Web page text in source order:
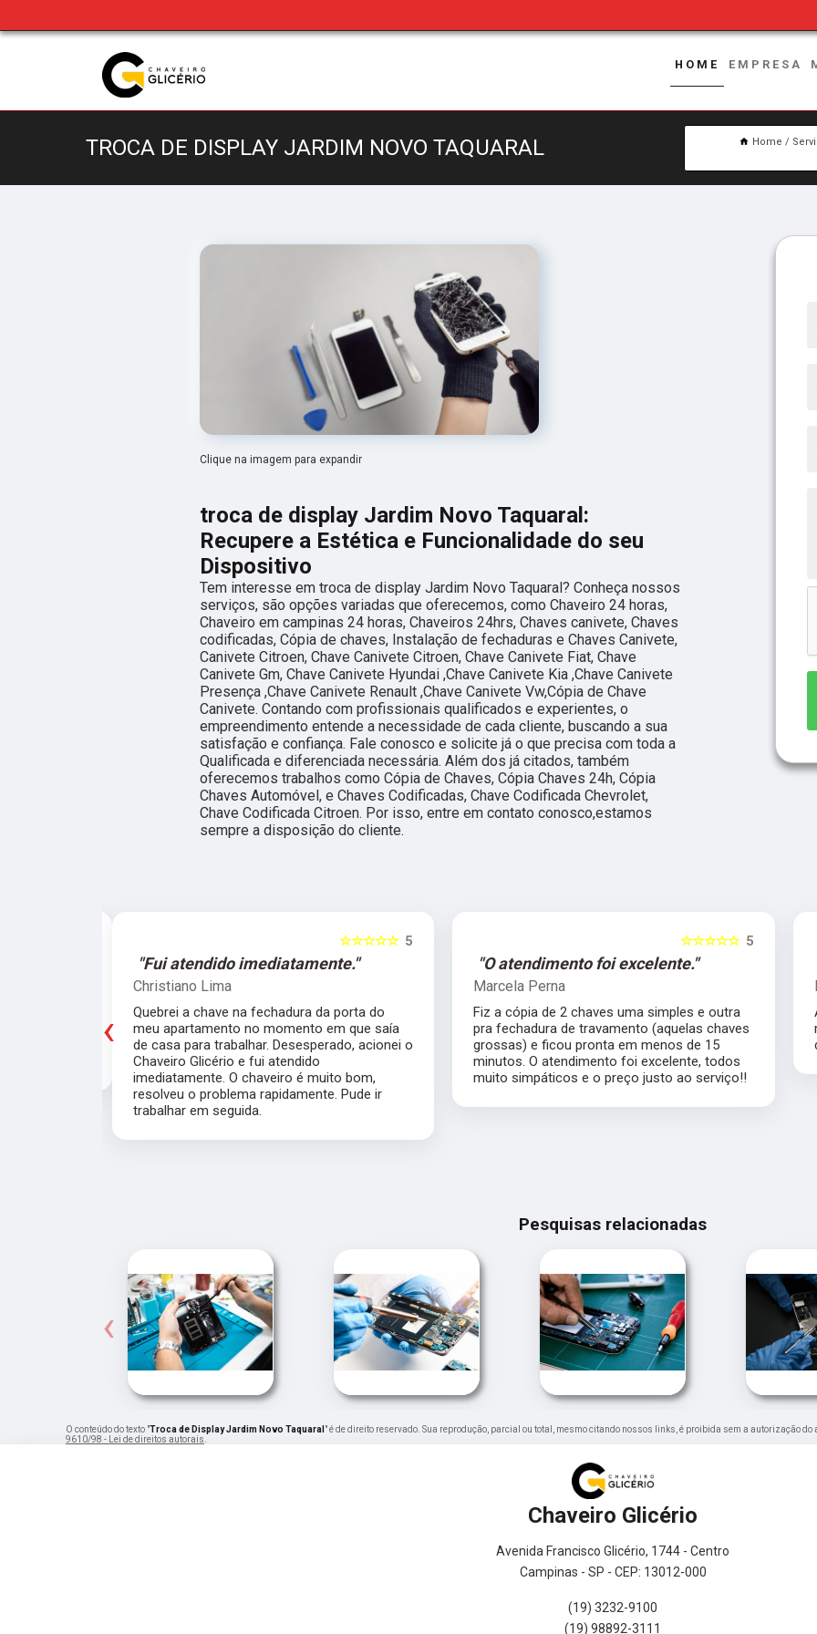
HOME EMPRESA
TROCA DE DISPLAY JARDIM NOVO TAQUARAL Home
Clique na imagem para expandir
troca de display Jardim Novo Taquaral:
Recupere a Estética e Funcionalidade do seu
Dispositivo
Tem interesse em troca de display Jardim Novo Taquaral? Conheça nossos
serviços, são opções variadas que oferecemos, como Chaveiro 24 horas,
Chaveiro em campinas 24 horas, Chaveiros 24hrs, Chaves canivete, Chaves
codificadas, Cópia de chaves, Instalação de fechaduras e Chaves Canivete,
Canivete Citroen, Chave Canivete Citroen, Chave Canivete Fiat, Chave
Canivete Gm, Chave Canivete Hyundai ,Chave Canivete Kia ,Chave Canivete
Presença ,Chave Canivete Renault ,Chave Canivete Vw,Cópia de Chave
Canivete. Contando com profissionais qualificados e experientes, o
empreendimento entende a necessidade de cada cliente, buscando a sua
satisfação e confiança. Fale conosco e solicite já o que precisa com toda a
Qualificada e diferenciada necessária. Além dos já citados, também
oferecemos trabalhos como Cópia de Chaves, Cópia Chaves 24h, Cópia
Chaves Automóvel, e Chaves Codificadas, Chave Codificada Chevrolet,
Chave Codificada Citroen. Por isso, entre em contato conosco,estamos
sempre a disposição do cliente.
5
☆☆☆☆☆
"O atendimento foi excelente."
Marcela Perna
Fiz a cópia de 2 chaves uma simples e outra
pra fechadura de travamento (aquelas chaves
grossas) e ficou pronta em menos de 15
minutos. O atendimento foi excelente, todos
muito simpáticos e o preço justo ao serviço!!
5
☆☆☆☆☆
"Ótimo profissional."
Lea Inhauser
Atendimento impecável, ótimo profissional
merece muito mais que 5 estrelas com
certeza.
‹
‹
Chaveiro Glicério
Campinas - SP - CEP: 13012-000
(19) 98892-3111